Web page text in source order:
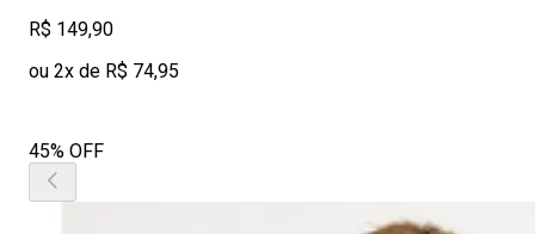
R$ 149,90
ou 2x de R$ 74,95
45% OFF